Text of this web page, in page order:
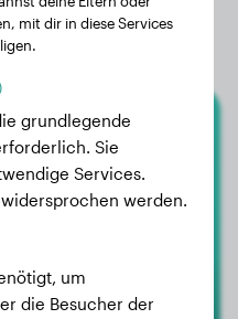
mit dir in diese Services
grundlegende
Sie
Services.
werden.
um
die Besucher der